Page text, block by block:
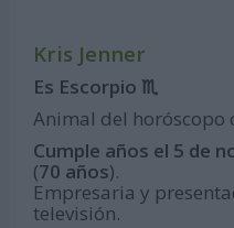
Kris Jenner
Es Escorpio ♏
Animal del horóscopo
Cumple años el 5 de
(70 años).
Empresaria y
televisión.